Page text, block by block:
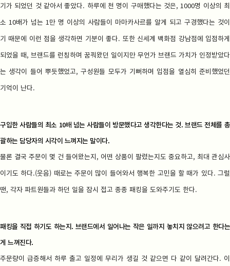
기가 되었던 것 같아서 좋았다. 하루에 천 명이 구매했다는 것은, 1000명 이상의 최
소 10배가 넘는 1만 명 이상의 사람들이 마마카사르를 알게 되고 구경했다는 것이
기 때문에 이런 점을 생각하면 기분이 좋다. 또한 신세계 백화점 강남점에 입점하게
되었을 때, 브랜드를 런칭하며 꿈꿔왔던 일이지만 무언가 브랜드 가치가 인정받았다
는 생각이 들어 뿌듯했었고, 구성원들 모두가 기뻐하며 입점을 열심히 준비했었던
기억이 난다.
구입한 사람들의 최소 10배 넘는 사람들이 방문했다고 생각한다는 것. 브랜드 전체를 총
괄하는 담당자의 시각이 느껴지는 말이다.
물론 결국 주문이 몇 건 들어왔는지, 어떤 상품이 팔렸는지도 중요하고, 최대 관심사
이기도 하다.(웃음) 때로는 주문이 많이 들어와서 행복한 고민을 할 때가 있다. 그럴
땐, 각자 파트원들과 하던 일을 잠시 접고 종종 패킹을 도와주기도 한다.
패킹을 직접 하기도 하는지. 브랜드에서 일어나는 작은 일까지 놓치지 않으려고 한다는
게 느껴진다.
주문량이 급증해서 하루 출고 일정에 무리가 생길 것 같으면 다 같이 달려간다. 이